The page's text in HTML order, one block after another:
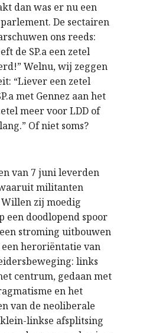
dan was er nu een
De sectairen
ons reeds:
de SP.a een zetel
Welnu, wij zeggen
“Liever een zetel
met Gennez aan het
meer voor LDD of
Of niet soms?
van 7 juni leverden
militanten
zij moedig
een doodlopend spoor
stroming uitbouwen
heroriëntatie van
links
centrum, gedaan met
en het
van de neoliberale
linkse afsplitsing